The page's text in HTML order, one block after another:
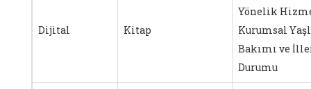
Dijital Kitap
Yönelik
Kurumsal
Bakımı ve
Durumu